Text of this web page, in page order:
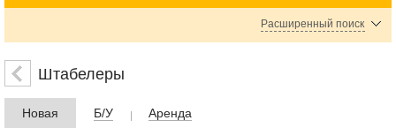
Расширенный поиск
Цена
руб.
Штабелеры
Новая Б/У Аренда